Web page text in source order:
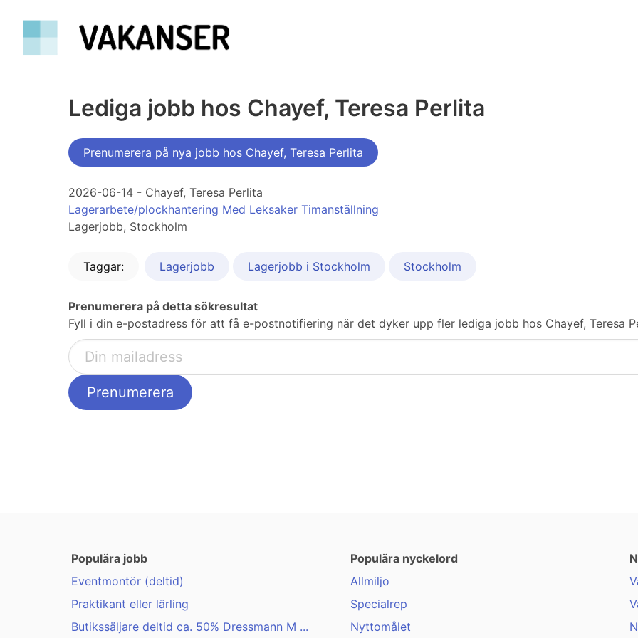
Lediga jobb hos Chayef, Teresa Perlita
Prenumerera på nya jobb hos Chayef, Teresa Perlita
2026-06-14 - Chayef, Teresa Perlita
Lagerarbete/plockhantering Med Leksaker Timanställning
Lagerjobb, Stockholm
Taggar: Lagerjobb Lagerjobb i Stockholm Stockholm
Prenumerera på detta sökresultat
Fyll i din e-postadress för att få e-postnotifiering när det dyker upp fler lediga jobb hos Chayef, Teresa
Populära jobb
Eventmontör (deltid)
Praktikant eller lärling
Butikssäljare deltid ca. 50% Dressmann M ...
Populära nyckelord
Allmiljo
Specialrep
Nyttomålet